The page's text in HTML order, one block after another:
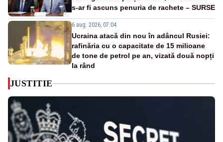
s-ar fi ascuns penuria de rachete – SURSE
6 aug. 2026, 07:04
Ucraina atacă din nou în adâncul Rusiei:
rafinăria cu o capacitate de 15 milioane
de tone de petrol pe an, vizată două nopți
la rând
JUSTITIE